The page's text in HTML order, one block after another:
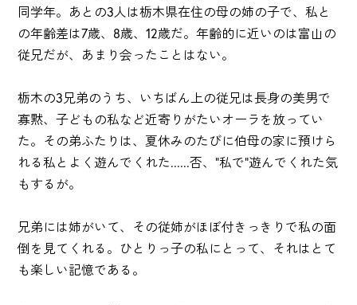
同学年。あとの3人は栃木県在住の母の姉の子で、私と
の年齢差は7歳、8歳、12歳だ。年齢的に近いのは富山の
従兄だが、あまり会ったことはない。
栃木の3兄弟のうち、いちばん上の従兄は長身の美男で
寡黙、子どもの私など近寄りがたいオーラを放ってい
た。その弟ふたりは、夏休みのたびに伯母の家に預けら
れる私とよく遊んでくれた......否、"私で"遊んでくれた気
もするが。
兄弟には姉がいて、その従姉がほぼ付きっきりで私の面
倒を見てくれる。ひとりっ子の私にとって、それはとて
も楽しい記憶である。